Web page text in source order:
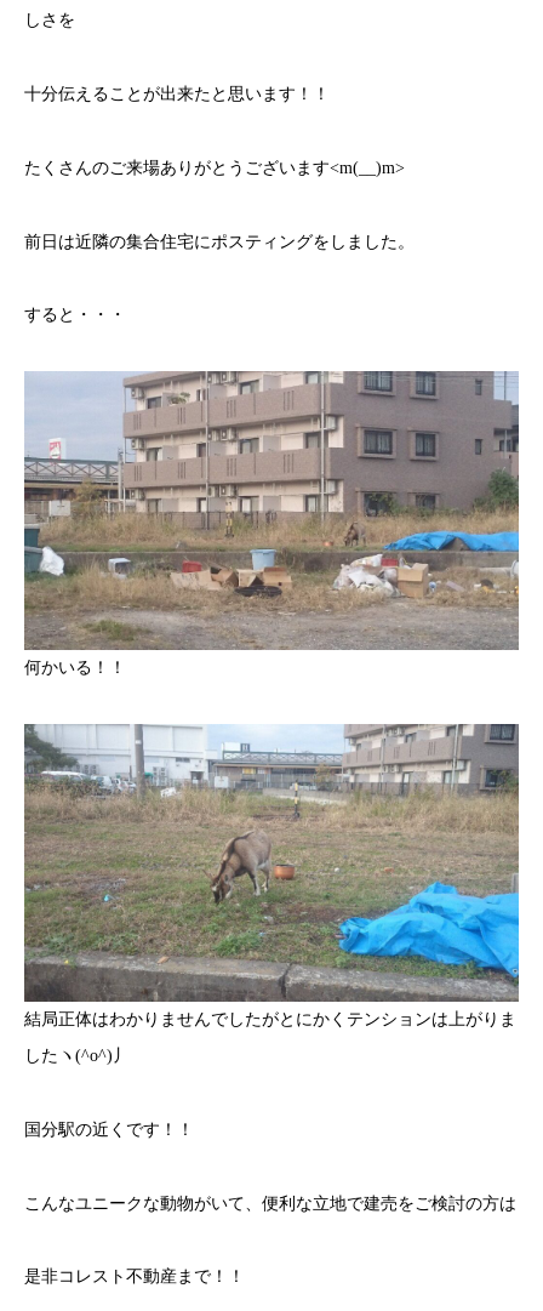
しさを
十分伝えることが出来たと思います！！
たくさんのご来場ありがとうございます<m(__)m>
前日は近隣の集合住宅にポスティングをしました。
すると・・・
何かいる！！
結局正体はわかりませんでしたがとにかくテンションは上がりま
したヽ(^o^)丿
国分駅の近くです！！
こんなユニークな動物がいて、便利な立地で建売をご検討の方は
是非コレスト不動産まで！！